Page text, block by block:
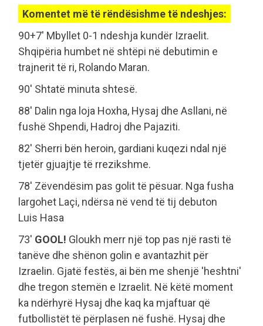
Komentet më të rëndësishme të ndeshjes:
90+7' Mbyllet 0-1 ndeshja kundër Izraelit.
Shqipëria humbet në shtëpi në debutimin e
trajnerit të ri, Rolando Maran.
90' Shtatë minuta shtesë.
88' Dalin nga loja Hoxha, Hysaj dhe Asllani, në
fushë Shpendi, Hadroj dhe Pajaziti.
82' Sherri bën heroin, gardiani kuqezi ndal një
tjetër gjuajtje të rrezikshme.
78' Zëvendësim pas golit të pësuar. Nga fusha
largohet Laçi, ndërsa në vend të tij debuton
Luis Hasa
73' GOOL! Gloukh merr një top pas një rasti të
tanëve dhe shënon golin e avantazhit për
Izraelin. Gjatë festës, ai bën me shenjë 'heshtni'
dhe tregon stemën e Izraelit. Në këtë moment
ka ndërhyrë Hysaj dhe kaq ka mjaftuar që
futbollistët të përplasen në fushë. Hysaj dhe